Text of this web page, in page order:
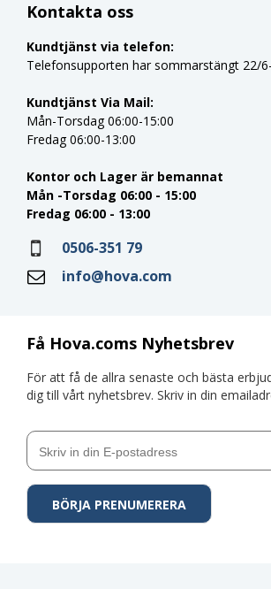
Få Hova.coms Nyhetsbrev
För att få de allra senaste och bästa
dig till vårt nyhetsbrev. Skriv in din
Kontakta oss
Kundtjänst via telefon:
Telefonsupporten har sommarstängt 22/
Kundtjänst Via Mail:
Mån-Torsdag 06:00-15:00
Fredag 06:00-13:00
Kontor och Lager är bemannat
Mån -Torsdag 06:00 - 15:00
Fredag 06:00 - 13:00
0506-351 79
info@hova.com